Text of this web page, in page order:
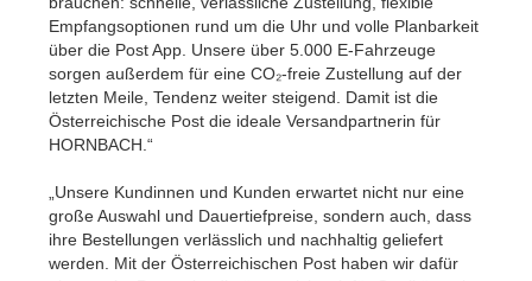
Empfangsoptionen rund um die Uhr und volle Planbarkeit
über die Post App. Unsere über 5.000 E-Fahrzeuge
sorgen außerdem für eine CO₂-freie Zustellung auf der
letzten Meile, Tendenz weiter steigend. Damit ist die
Österreichische Post die ideale Versandpartnerin für
HORNBACH.“
„Unsere Kundinnen und Kunden erwartet nicht nur eine
große Auswahl und Dauertiefpreise, sondern auch, dass
ihre Bestellungen verlässlich und nachhaltig geliefert
werden. Mit der Österreichischen Post haben wir dafür